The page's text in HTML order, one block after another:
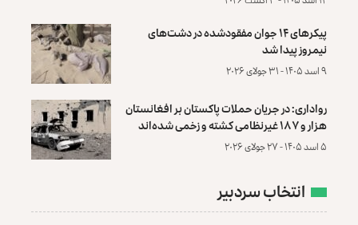
پیکرهای ۱۴ جوان مفقودشده در دشت‌های
نیمروز پیدا شد
۹ اسد ۱۴۰۵ - ۳۱ جولای ۲۰۲۶
رواداری: در جریان حملات پاکستان بر افغانستان
هزار و ۱۸۷ غیرنظامی کشته و زخمی شده‌اند
۵ اسد ۱۴۰۵ - ۲۷ جولای ۲۰۲۶
انتخاب سردبیر